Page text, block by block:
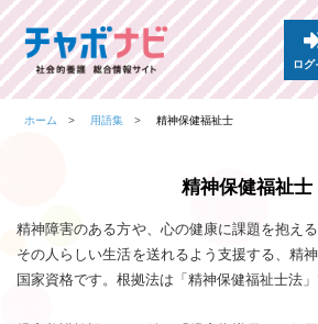
ログ
ホーム 用語集 精神保健福祉士
精神保健福祉士
精神障害のある方や、心の健康に課題を抱え
その人らしい生活を送れるよう支援する、精
国家資格です。根拠法は「精神保健福祉士法」